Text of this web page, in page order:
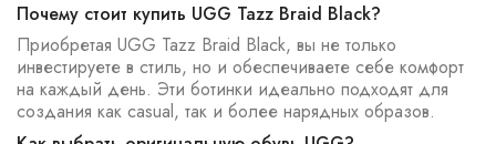
Почему стоит купить UGG Tazz Braid Black?
Приобретая UGG Tazz Braid Black, вы не только
инвестируете в стиль, но и обеспечиваете себе комфорт
на каждый день. Эти ботинки идеально подходят для
создания как casual, так и более нарядных образов.